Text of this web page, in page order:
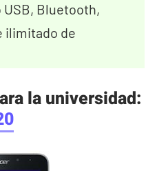
USB, Bluetooth,
ilimitado de
la universidad: